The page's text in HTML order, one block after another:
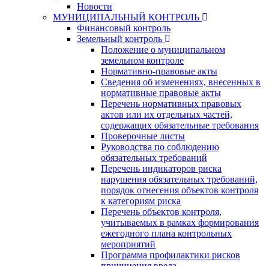
Новости
МУНИЦИПАЛЬНЫЙ КОНТРОЛЬ
Финансовый контроль
Земельный контроль
Положение о муниципальном
земельном контроле
Нормативно-правовые акты
Сведения об изменениях, внесенных в
нормативные правовые акты
Перечень нормативных правовых
актов или их отдельных частей,
содержащих обязательные требования
Проверочные листы
Руководства по соблюдению
обязательных требований
Перечень индикаторов риска
нарушения обязательных требований,
порядок отнесения объектов контроля
к категориям риска
Перечень объектов контроля,
учитываемых в рамках формирования
ежегодного плана контрольных
мероприятий
Программа профилактики рисков